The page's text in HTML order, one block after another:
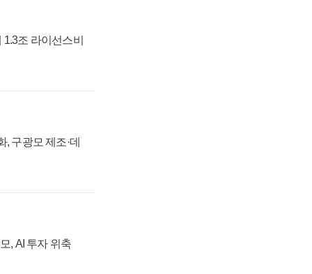
조 라이선스비
구광모 제조·데
, AI 투자 위축